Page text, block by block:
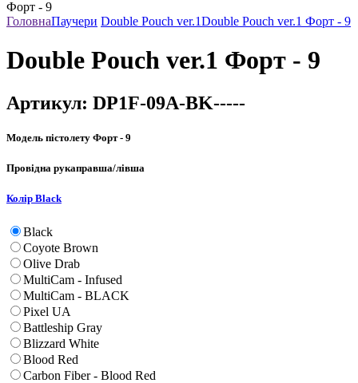
ГоловнаПаучери Double Pouch ver.1Double Pouch ver.1 Форт - 9
Double Pouch ver.1 Форт - 9
Артикул: DP1F-09A-BK-----
Модель пістолету Форт - 9
Провідна рукаправша/лівша
Колір Black
Black
Coyote Brown
Olive Drab
MultiCam - Infused
MultiCam - BLACK
Pixel UA
Battleship Gray
Blizzard White
Blood Red
Carbon Fiber - Blood Red